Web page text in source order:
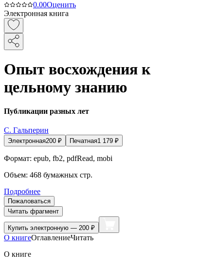
0.00Оценить
Электронная книга
Опыт восхождения к
цельному знанию
Публикации разных лет
С. Гальперин
Электронная200 ₽ Печатная1 179 ₽
Формат: epub, fb2, pdfRead, mobi
Объем: 468 бумажных стр.
Подробнее
Пожаловаться
Читать фрагмент
Купить электронную — 200 ₽
О книгеОглавлениеЧитать
О книге